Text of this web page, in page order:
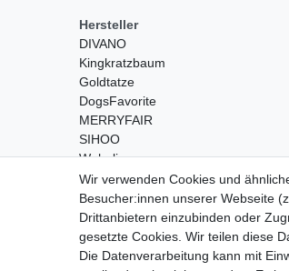
Hersteller
DIVANO
Kingkratzbaum
Goldtatze
DogsFavorite
MERRYFAIR
SIHOO
Wohnling
Wir verwenden Cookies und
Besucher:innen unserer Webseite
Drittanbietern einzubinden oder
gesetzte Cookies. Wir teilen diese
Die Datenverarbeitung kann mit